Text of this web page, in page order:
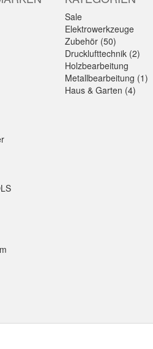
Sale
Elektrowerkzeuge
Zubehör (50)
Drucklufttechnik (2)
Holzbearbeitung
Metallbearbeitung (1)
Haus & Garten (4)